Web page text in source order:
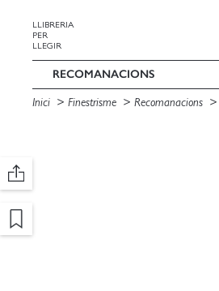
LLIBRERIA
PER
LLEGIR
RECOMANACIONS
Inici Finestrisme Recomanacions